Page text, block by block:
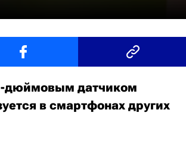
дюймовым датчиком
в смартфонах других